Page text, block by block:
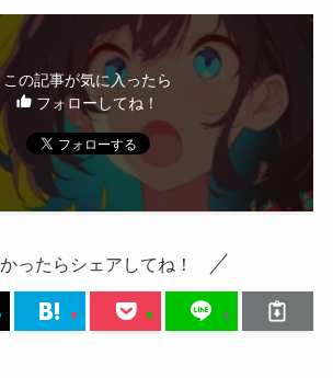
この記事が気に入ったら
フォローしてね！
ったらシェアしてね！